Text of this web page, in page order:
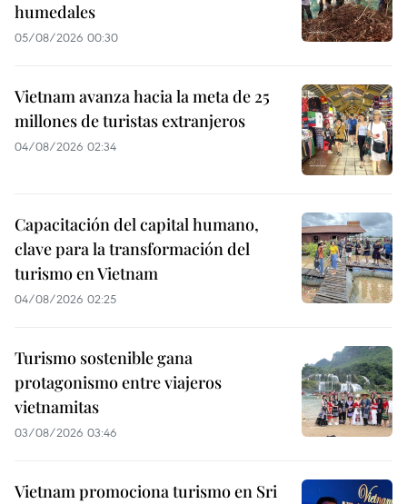
humedales
05/08/2026 00:30
Vietnam avanza hacia la meta de 25
millones de turistas extranjeros
04/08/2026 02:34
Capacitación del capital humano,
clave para la transformación del
turismo en Vietnam
04/08/2026 02:25
Turismo sostenible gana
protagonismo entre viajeros
vietnamitas
03/08/2026 03:46
Vietnam promociona turismo en Sri